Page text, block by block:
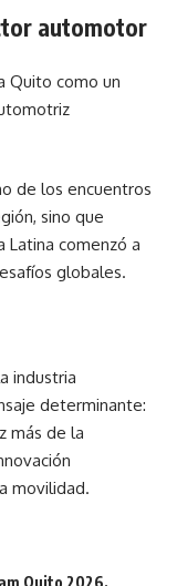
automotor
Quito como un
de los encuentros
sino que
Latina comenzó a
globales.
industria
determinante:
más de la
movilidad.
Quito 2026,